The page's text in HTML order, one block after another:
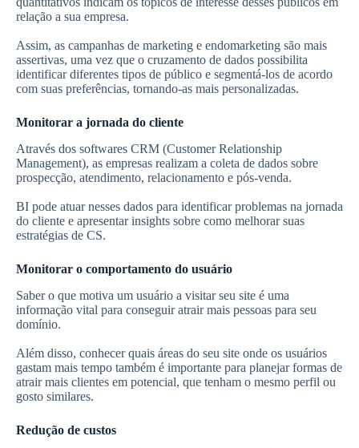
relação a sua empresa.
Assim, as campanhas de marketing e endomarketing são mais
assertivas, uma vez que o cruzamento de dados possibilita
identificar diferentes tipos de público e segmentá-los de acordo
com suas preferências, tornando-as mais personalizadas.
Monitorar a jornada do cliente
Através dos softwares CRM (Customer Relationship
Management), as empresas realizam a coleta de dados sobre
prospecção, atendimento, relacionamento e pós-venda.
BI pode atuar nesses dados para identificar problemas na jornada
do cliente e apresentar insights sobre como melhorar suas
estratégias de CS.
Monitorar o comportamento do usuário
Saber o que motiva um usuário a visitar seu site é uma
informação vital para conseguir atrair mais pessoas para seu
domínio.
Além disso, conhecer quais áreas do seu site onde os usuários
gastam mais tempo também é importante para planejar formas de
atrair mais clientes em potencial, que tenham o mesmo perfil ou
gosto similares.
Redução de custos